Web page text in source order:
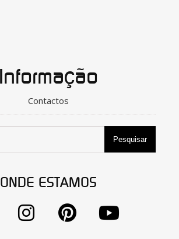
Informação
Contactos
Pesquisar
ONDE ESTAMOS